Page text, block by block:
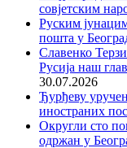
совјетским
Руским
пошта у
Славенко
Русија наш
30.07.2026
Ђурђеву
иностраних
Округли сто
одржан у